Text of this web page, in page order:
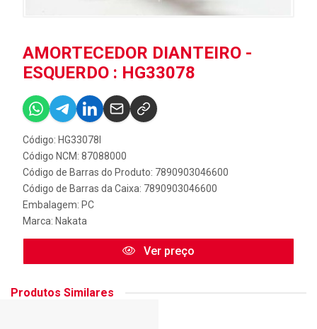
AMORTECEDOR DIANTEIRO -
ESQUERDO : HG33078
Código: HG33078I
Código NCM: 87088000
Código de Barras do Produto: 7890903046600
Código de Barras da Caixa: 7890903046600
Embalagem: PC
Marca: Nakata
Ver preço
Produtos Similares